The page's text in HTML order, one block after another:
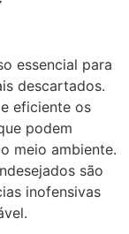
essencial para
descartados.
eficiente os
podem
meio ambiente.
são
inofensivas